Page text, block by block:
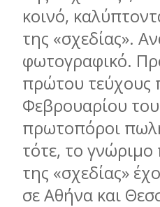
κοινό,
της «σχεδίας».
φωτογραφικό.
πρώτου τεύχους
Φεβρουαρίου
πρωτοπόροι
τότε, το
της «σχεδίας»
σε Αθήνα και